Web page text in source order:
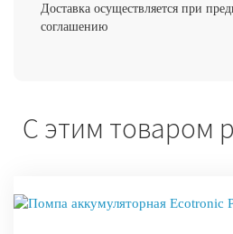
Доставка осуществляется при
соглашению
С этим товаром